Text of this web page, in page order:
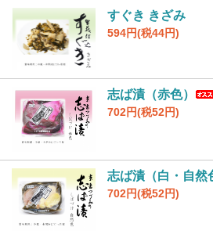
すぐき きざみ
594円(税44円)
志ば漬（赤色）
702円(税52円)
志ば漬（白・自然
702円(税52円)